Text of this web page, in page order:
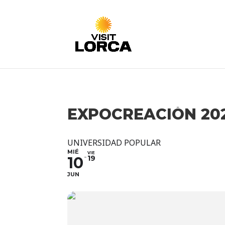
EXPOCREACIÓN
UNIVERSIDAD POPULAR
MIÉ
10
JUN
VIE
19